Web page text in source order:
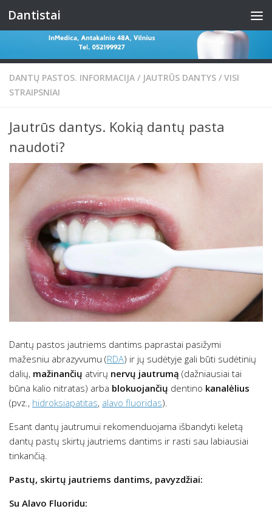
Skip to content
Dantistai
DANTŲ PASTOS. INFORMACIJA / JAUTRŪS DANTYS / VISI
STRAIPSNIAI
Jautrūs dantys. Kokią dantų pasta
naudoti?
Dantų pastos jautriems dantims paprastai pasižymi
mažesniu abrazyvumu (RDA) ir jų sudėtyje gali būti sudėtinių
dalių, mažinančių atvirų nervų jautrumą (dažniausiai tai
būna kalio nitratas) arba blokuojančių dentino kanalėlius
(pvz., hidroksiapatitas, alavo fluoridas).
Esant dantų jautrumui rekomenduojama išbandyti keletą
dantų pastų skirtų jautriems dantims ir rasti sau labiausiai
tinkančią.
Pastų, skirtų jautriems dantims, pavyzdžiai:
Su Alavo Fluoridu: